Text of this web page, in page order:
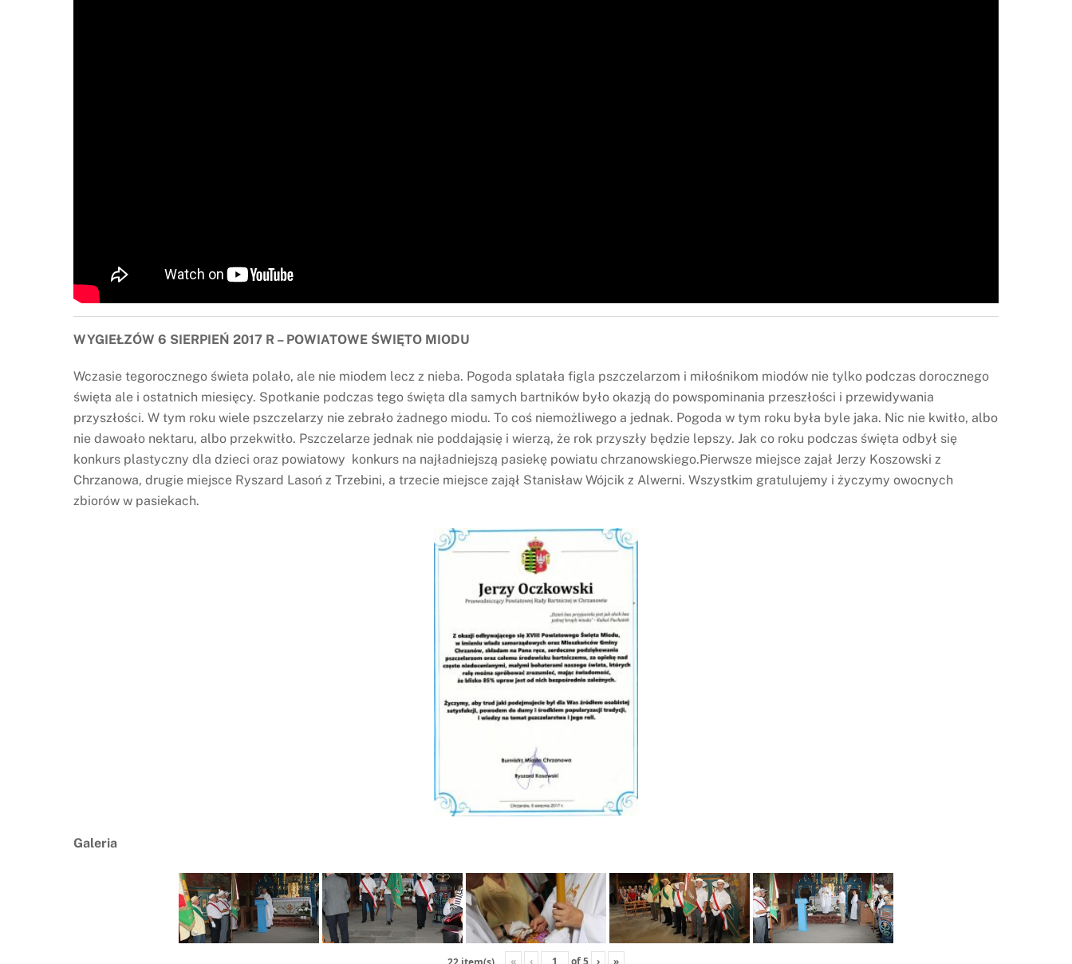
WYGIEŁZÓW 6 SIERPIEŃ 2017 R – POWIATOWE ŚWIĘTO MIODU
Wczasie tegorocznego świeta polało, ale nie miodem lecz z nieba. Pogoda splatała figla pszczelarzom i miłośnikom miodów nie tylko podczas dorocznego
święta ale i ostatnich miesięcy. Spotkanie podczas tego święta dla samych bartników było okazją do powspominania przeszłości i przewidywania
przyszłości. W tym roku wiele pszczelarzy nie zebrało żadnego miodu. To coś niemożliwego a jednak. Pogoda w tym roku była byle jaka. Nic nie kwitło, albo
nie dawoało nektaru, albo przekwitło. Pszczelarze jednak nie poddająsię i wierzą, że rok przyszły będzie lepszy. Jak co roku podczas święta odbył się
konkurs plastyczny dla dzieci oraz powiatowy konkurs na najładniejszą pasiekę powiatu chrzanowskiego.Pierwsze miejsce zajał Jerzy Koszowski z
Chrzanowa, drugie miejsce Ryszard Lasoń z Trzebini, a trzecie miejsce zajął Stanisław Wójcik z Alwerni. Wszystkim gratulujemy i życzymy owocnych
zbiorów w pasiekach.
Galeria